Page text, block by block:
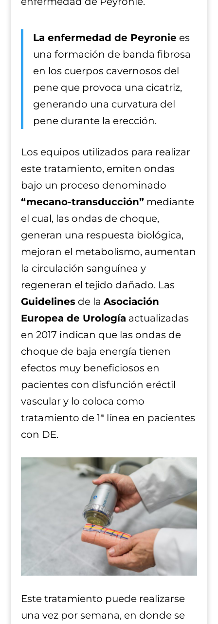
La enfermedad de Peyronie es
una formación de banda fibrosa
en los cuerpos cavernosos del
pene que provoca una cicatriz,
generando una curvatura del
pene durante la erección.
Los equipos utilizados para realizar
este tratamiento, emiten ondas
bajo un proceso denominado
“mecano-transducción”mediante
el cual, las ondas de choque,
generan una respuesta biológica,
mejoran el metabolismo, aumentan
la circulación sanguínea y
regeneran el tejido dañado. Las
Guidelinesde la Asociación
Europea de Urología actualizadas
en 2017 indican que las ondas de
choque de baja energía tienen
efectos muy beneficiosos en
pacientes con disfunción eréctil
vascular y lo coloca como
tratamiento de 1ª línea en pacientes
con DE.
Este tratamiento puede realizarse
una vez por semana, en donde se